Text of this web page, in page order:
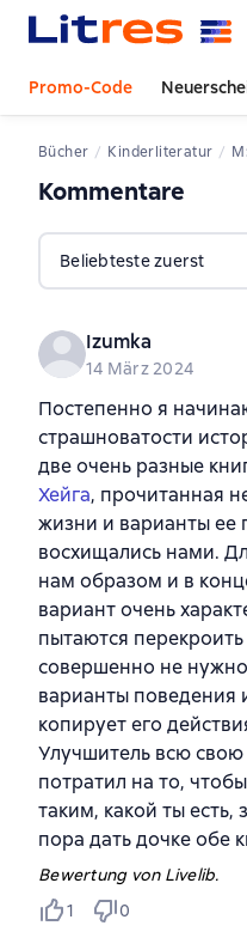
Promo-Code
Bücher Kinderliteratur
Kommentare
Beliebteste zuerst
Izumka
14 März 2024
Постепенно я
страшноватости
две очень разные
Хейга, прочитанная
жизни и варианты ее
восхищались нами.
нам образом и в
вариант очень
пытаются
совершенно не нужно
варианты поведения
копирует его
Улучшитель всю свою
потратил на то,
таким, какой ты
пора дать дочке обе
Bewertung von Livelib.
1
0